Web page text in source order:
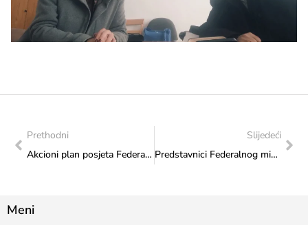
Prethodni
Akcioni plan posjeta Federalnog ministarstva kulture i sporta: Realizovana posjeta Historijskom muzeju Bosne i Hercegovine
Slijedeći
Predstavnici Federalnog ministarstva kulture i sporta prisustvovali radionici o državnoj pomoći
Meni